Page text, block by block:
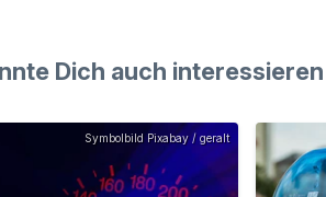
Dich auch interessieren
Symbolbild Pixabay / geralt